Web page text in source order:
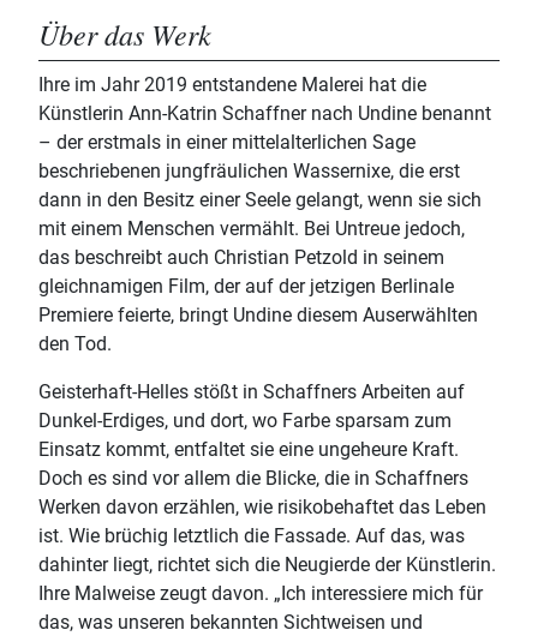
Über das Werk
Ihre im Jahr 2019 entstandene Malerei hat die
Künstlerin Ann-Katrin Schaffner nach Undine benannt
– der erstmals in einer mittelalterlichen Sage
beschriebenen jungfräulichen Wassernixe, die erst
dann in den Besitz einer Seele gelangt, wenn sie sich
mit einem Menschen vermählt. Bei Untreue jedoch,
das beschreibt auch Christian Petzold in seinem
gleichnamigen Film, der auf der jetzigen Berlinale
Premiere feierte, bringt Undine diesem Auserwählten
den Tod.
Geisterhaft-Helles stößt in Schaffners Arbeiten auf
Dunkel-Erdiges, und dort, wo Farbe sparsam zum
Einsatz kommt, entfaltet sie eine ungeheure Kraft.
Doch es sind vor allem die Blicke, die in Schaffners
Werken davon erzählen, wie risikobehaftet das Leben
ist. Wie brüchig letztlich die Fassade. Auf das, was
dahinter liegt, richtet sich die Neugierde der Künstlerin.
Ihre Malweise zeugt davon. „Ich interessiere mich für
das, was unseren bekannten Sichtweisen und